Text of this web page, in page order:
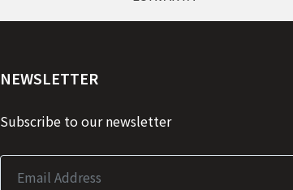
NEWSLETTER
Subscribe to our newsletter